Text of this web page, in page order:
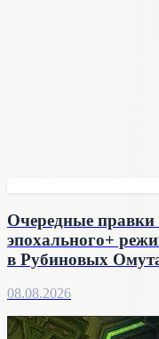
Очередные правки
эпохального+
в Рубиновых
08.08.2026